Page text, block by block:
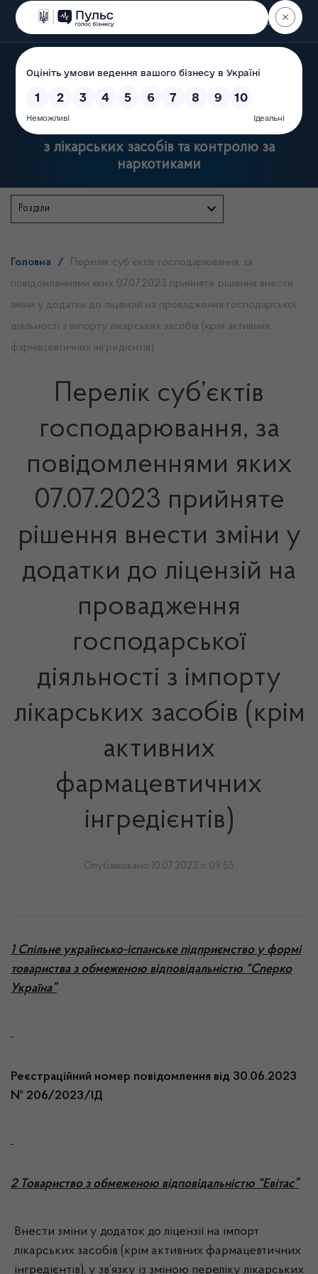
Пошук
Державна служба України
з лікарських засобів та контролю за
наркотиками
Розділи
Головна /
Перелік суб’єктів господарювання, за
повідомленнями яких 07.07.2023 прийняте рішення внести
зміни у додатки до ліцензій на провадження господарської
діяльності з імпорту лікарських засобів (крім активних
фармацевтичних інгредієнтів)
Перелік суб’єктів
господарювання, за
повідомленнями яких
07.07.2023 прийняте
рішення внести зміни у
додатки до ліцензій на
провадження
господарської
діяльності з імпорту
лікарських засобів (крім
активних
фармацевтичних
інгредієнтів)
Опубліковано 10.07.2023 о 09:55
1 Спільне українсько-іспанське підприємство у формі
товариства з обмеженою відповідальністю “Сперко
Україна”
Реєстраційний номер повідомлення від 30.06.2023
№ 206/2023/ІД
2 Товариство з обмеженою відповідальністю “Евітас”
Внести зміни у додаток до ліцензії на імпорт
лікарських засобів (крім активних фармацевтичних
інгредієнтів), у зв’язку із зміною переліку лікарських